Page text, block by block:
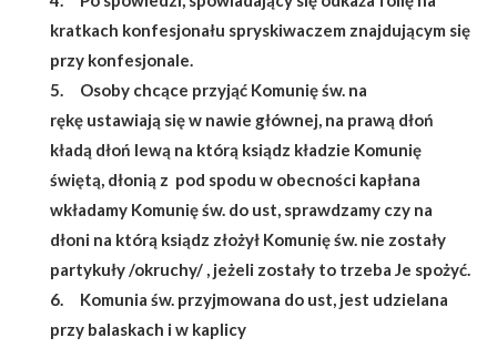
kratkach konfesjonału spryskiwaczem znajdującym się
przy konfesjonale.
5. Osoby chcące przyjąć Komunię św. na
rękę ustawiają się w nawie głównej, na prawą dłoń
kładą dłoń lewą na którą ksiądz kładzie Komunię
świętą, dłonią z pod spodu w obecności kapłana
wkładamy Komunię św. do ust, sprawdzamy czy na
dłoni na którą ksiądz złożył Komunię św. nie zostały
partykuły /okruchy/ , jeżeli zostały to trzeba Je spożyć.
6. Komunia św. przyjmowana do ust, jest udzielana
przy balaskach i w kaplicy